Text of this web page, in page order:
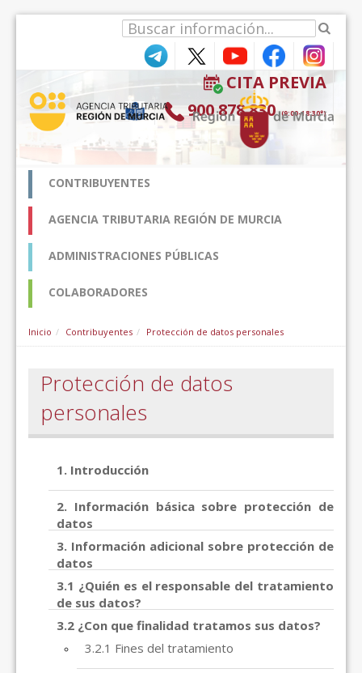
CITA PREVIA
900 878 830 (9:00-18:30*)
CONTRIBUYENTES
AGENCIA TRIBUTARIA REGIÓN DE MURCIA
ADMINISTRACIONES PÚBLICAS
COLABORADORES
Inicio Contribuyentes Protección de datos personales
Protección de datos
personales
1. Introducción
2. Información básica sobre protección de
datos
3. Información adicional sobre protección de
datos
3.1 ¿Quién es el responsable del tratamiento
de sus datos?
3.2 ¿Con que finalidad tratamos sus datos?
3.2.1 Fines del tratamiento